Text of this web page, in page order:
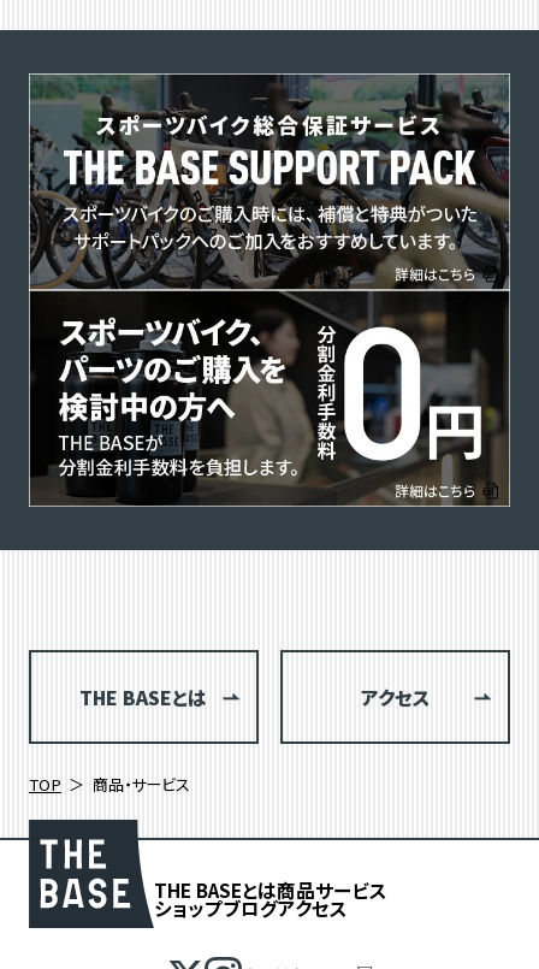
THE BASEとは アクセス
TOP 商品・サービス
THE BASEとは商品サービス
ショップブログアクセス